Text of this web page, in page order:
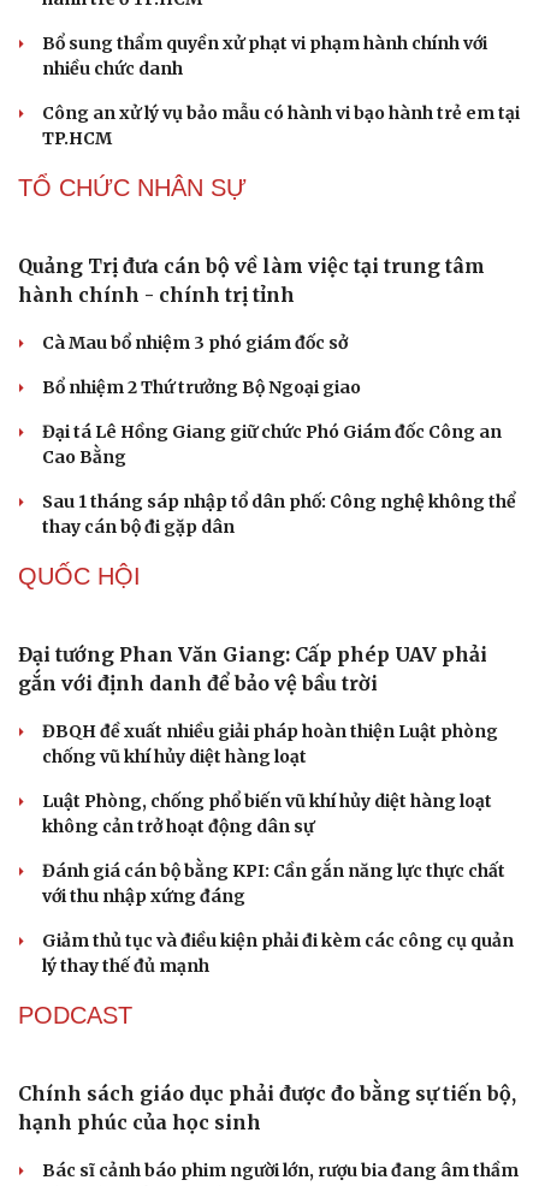
Bổ sung thẩm quyền xử phạt vi phạm hành chính với
nhiều chức danh
Công an xử lý vụ bảo mẫu có hành vi bạo hành trẻ em tại
TP.HCM
TỔ CHỨC NHÂN SỰ
Quảng Trị đưa cán bộ về làm việc tại trung tâm
hành chính - chính trị tỉnh
Cà Mau bổ nhiệm 3 phó giám đốc sở
Bổ nhiệm 2 Thứ trưởng Bộ Ngoại giao
Đại tá Lê Hồng Giang giữ chức Phó Giám đốc Công an
Cao Bằng
Sau 1 tháng sáp nhập tổ dân phố: Công nghệ không thể
thay cán bộ đi gặp dân
QUỐC HỘI
Đại tướng Phan Văn Giang: Cấp phép UAV phải
gắn với định danh để bảo vệ bầu trời
ĐBQH đề xuất nhiều giải pháp hoàn thiện Luật phòng
chống vũ khí hủy diệt hàng loạt
Luật Phòng, chống phổ biến vũ khí hủy diệt hàng loạt
không cản trở hoạt động dân sự
Đánh giá cán bộ bằng KPI: Cần gắn năng lực thực chất
với thu nhập xứng đáng
Giảm thủ tục và điều kiện phải đi kèm các công cụ quản
lý thay thế đủ mạnh
PODCAST
Chính sách giáo dục phải được đo bằng sự tiến bộ,
hạnh phúc của học sinh
Bác sĩ cảnh báo phim người lớn, rượu bia đang âm thầm